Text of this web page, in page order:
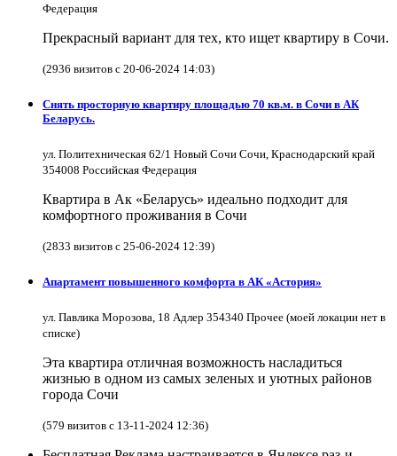
Федерация
Прекрасный вариант для тех, кто ищет квартиру в Сочи.
(2936 визитов с 20-06-2024 14:03)
Снять просторную квартиру площадью 70 кв.м. в Сочи в АК
Беларусь.
ул. Политехническая 62/1 Новый Сочи Сочи, Краснодарский край
354008 Российская Федерация
Квартира в Ак «Беларусь» идеально подходит для
комфортного проживания в Сочи
(2833 визитов с 25-06-2024 12:39)
Апартамент повышенного комфорта в АК «Астория»
ул. Павлика Морозова, 18 Адлер 354340 Прочее (моей локации нет в
списке)
Эта квартира отличная возможность насладиться
жизнью в одном из самых зеленых и уютных районов
города Сочи
(579 визитов с 13-11-2024 12:36)